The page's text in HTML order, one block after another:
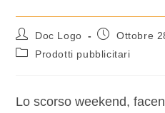
Doc Logo
Ottobre
Prodotti pubblicitari
Lo scorso weekend,